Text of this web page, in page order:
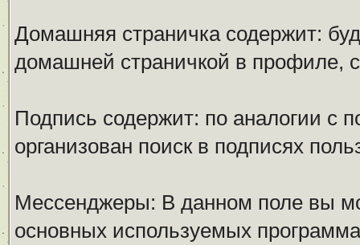
Домашняя страничка содержит:
домашней страничкой в профиле,
Подпись содержит: по аналогии с
организован поиск в подписях
Мессенджеры: В данном поле вы
основных используемых